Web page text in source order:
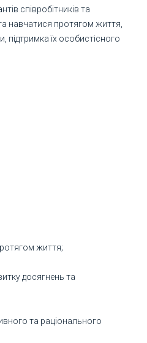
співробітників та
навчатися протягом життя,
підтримка їх особистісного
життя;
досягнень та
та раціонального